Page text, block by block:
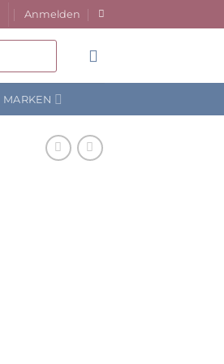
Anmelden
MARKEN